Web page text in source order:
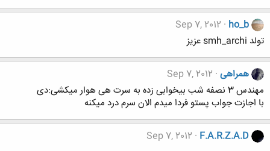
ho_b
Sep 7, 2012
تولد smh_archi عزیز
همراهی Sep 7, 2012
مهندس 3 نصفه شب بیخوابی زده به سرت هی هوار میکشی:دی
با اجازت جواب پستو فردا میدم الان سرم درد میکنه
F.A.R.Z.A.D
Sep 7, 2012